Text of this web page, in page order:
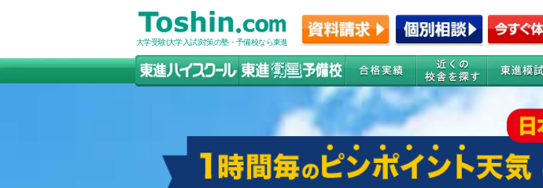
大学受験(大学入試)対策の塾・予備校なら東進